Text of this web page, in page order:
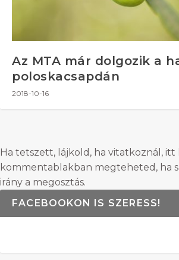
Az MTA már dolgozik a
poloskacsapdán
2018-10-16
Ha tetszett, lájkold, ha vitatkoznál, itt
kommentablakban megteheted, ha
irány a megosztás.
FACEBOOKON IS SZERESS!